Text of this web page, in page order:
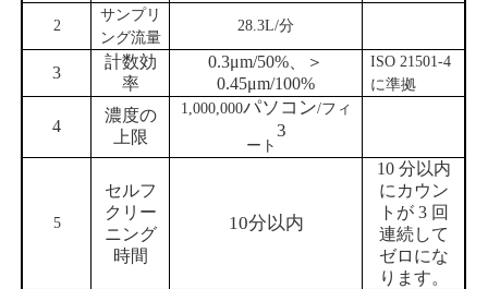
2
サンプリ
ング流量
28.3L/分
3
計数効
率
0.3μm/50%、＞
0.45μm/100%
ISO 21501-4
に準拠
4
濃度の
上限
1,000,000パソコン/フィ
ート
3
5
セルフ
クリー
ニング
時間
10分以内
10 分以内
にカウン
トが 3 回
連続して
ゼロにな
ります。